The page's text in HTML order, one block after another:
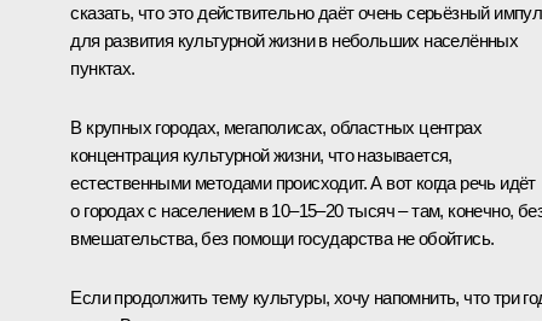
сказать, что это действительно даёт очень серьёзный
для развития культурной жизни в небольших населённых
пунктах.
В крупных городах, мегаполисах, областных центрах
концентрация культурной жизни, что называется,
естественными методами происходит. А вот когда речь идёт
о городах с населением в 10–15–20 тысяч – там, конечно,
вмешательства, без помощи государства не обойтись.
Если продолжить тему культуры, хочу напомнить, что три